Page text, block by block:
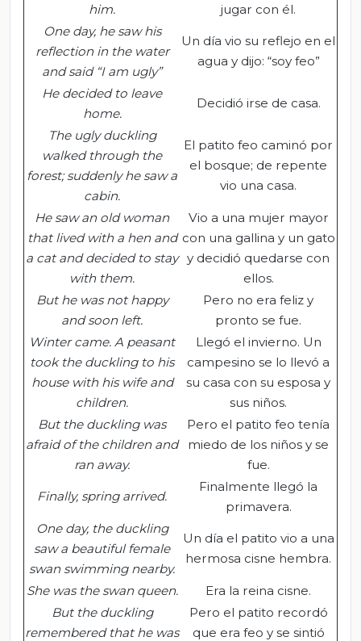
him.
jugar con él.
One day, he saw his
reflection in the water
and said “I am ugly”
Un día vio su reflejo en el
agua y dijo: “soy feo”
He decided to leave
home.
Decidió irse de casa.
The ugly duckling
walked through the
forest; suddenly he saw a
cabin.
El patito feo caminó por
el bosque; de repente
vio una casa.
He saw an old woman
that lived with a hen and
a cat and decided to stay
with them.
Vio a una mujer mayor
con una gallina y un gato
y decidió quedarse con
ellos.
But he was not happy
and soon left.
Pero no era feliz y
pronto se fue.
Winter came. A peasant
took the duckling to his
house with his wife and
children.
Llegó el invierno. Un
campesino se lo llevó a
su casa con su esposa y
sus niños.
But the duckling was
afraid of the children and
ran away.
Pero el patito feo tenía
miedo de los niños y se
fue.
Finally, spring arrived.
Finalmente llegó la
primavera.
One day, the duckling
saw a beautiful female
swan swimming nearby.
Un día el patito vio a una
hermosa cisne hembra.
She was the swan queen.
Era la reina cisne.
But the duckling
remembered that he was
Pero el patito recordó
que era feo y se sintió